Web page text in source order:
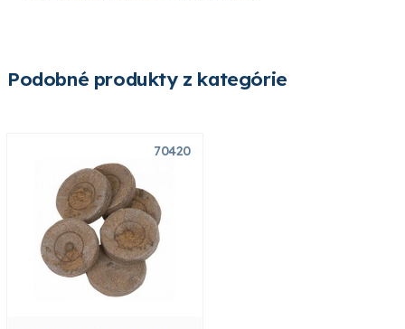
Podobné produkty z kategórie
70420